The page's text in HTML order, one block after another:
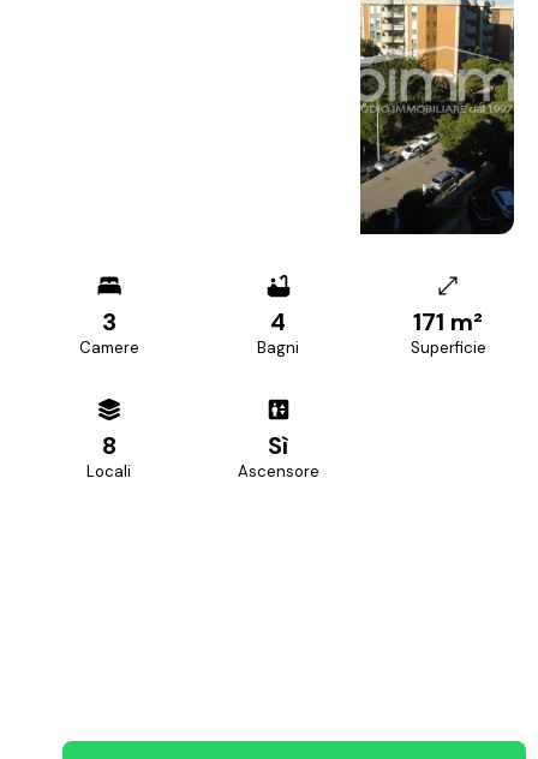
3
Camere
4
Bagni
171 m²
Superficie
8
Locali
Sì
Ascensore